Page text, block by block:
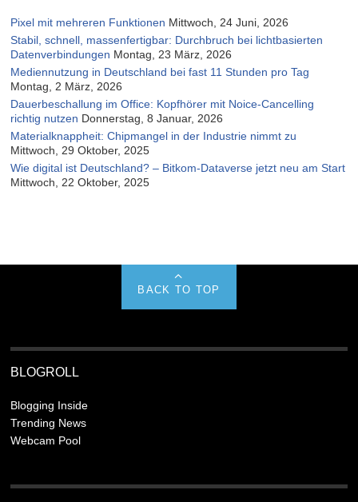
Pixel mit mehreren Funktionen Mittwoch, 24 Juni, 2026
Stabil, schnell, massenfertigbar: Durchbruch bei lichtbasierten
Datenverbindungen Montag, 23 März, 2026
Mediennutzung in Deutschland bei fast 11 Stunden pro Tag
Montag, 2 März, 2026
Dauerbeschallung im Office: Kopfhörer mit Noice-Cancelling
richtig nutzen Donnerstag, 8 Januar, 2026
Materialknappheit: Chipmangel in der Industrie nimmt zu
Mittwoch, 29 Oktober, 2025
Wie digital ist Deutschland? – Bitkom-Dataverse jetzt neu am Start
Mittwoch, 22 Oktober, 2025
BACK TO TOP
BLOGROLL
Blogging Inside
Trending News
Webcam Pool